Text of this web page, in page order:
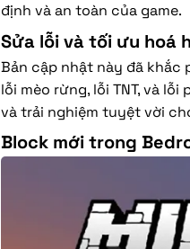
định và an toàn của game.
Sửa lỗi và tối ưu hoá
Bản cập nhật này đã khắc
lỗi mèo rừng, lỗi TNT, và
và trải nghiệm tuyệt vời
Block mới trong